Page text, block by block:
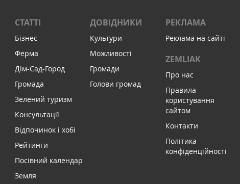
СТАТТІ
Бізнес
Ферма
Дім-Сад-Город
Громада
Зелений туризм
Консультації
Відпочинок і хобі
Рейтинги
Посівний календар
Земля
ДОВІДНИКИ
Культури
Можливості
Громади
Голови громад
РЕКЛАМА
Реклама на сайті
ZEMLIAK
Про нас
Правила
користування
сайтом
Контакти
Політика
конфіденційності